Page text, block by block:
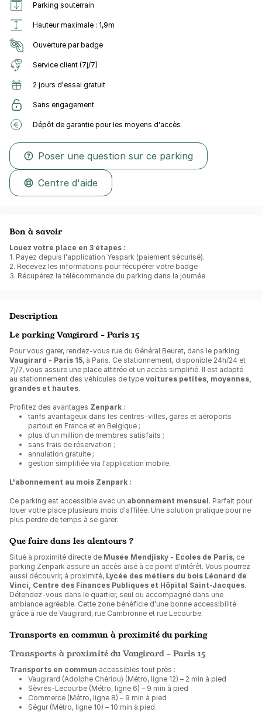
Parking souterrain
Hauteur maximale : 1,9m
Ouverture par badge
Service client (7j/7)
2 jours d'essai gratuit
Sans engagement
Dépôt de garantie pour les moyens d'accès
Poser une question sur ce parking
Centre d'aide
Bon à savoir
Louez votre place en 3 étapes :
1. Payez depuis l'application Yespark (paiement sécurisé).
2. Recevez les informations pour récupérer votre badge
3. Récupérez la télécommande du parking dans la journée
Description
Le parking Vaugirard - Paris 15
Pour vous garer, rendez-vous rue du Général Beuret, dans le parking
Vaugirard - Paris 15, à Paris. Ce stationnement, disponible 24h/24 et
7j/7, vous assure une place attitrée et un accès simplifié. Il est adapté
au stationnement des véhicules de type voitures petites, moyennes,
grandes et hautes.
Profitez des avantages Zenpark :
tarifs avantageux dans les centres-villes, gares et aéroports
partout en France et en Belgique ;
plus d'un million de membres satisfaits ;
sans frais de réservation ;
annulation gratuite ;
gestion simplifiée via l'application mobile.
L'abonnement au mois Zenpark :
Ce parking est accessible avec un abonnement mensuel. Parfait pour
louer votre place plusieurs mois d'affilée. Une solution pratique pour ne
plus perdre de temps à se garer.
Que faire dans les alentours ?
Situé à proximité directe de Musée Mendjisky - Ecoles de Paris, ce
parking Zenpark assure un accès aisé à ce point d'intérêt. Vous pourrez
aussi découvrir, à proximité, Lycée des métiers du bois Léonard de
Vinci, Centre des Finances Publiques et Hôpital Saint-Jacques.
Détendez-vous dans le quartier, seul ou accompagné dans une
ambiance agréable. Cette zone bénéficie d'une bonne accessibilité
grâce à rue de Vaugirard, rue Cambronne et rue Lecourbe.
Transports en commun à proximité du parking
Transports à proximité du Vaugirard - Paris 15
Transports en commun accessibles tout près :
Vaugirard (Adolphe Chériou) (Métro, ligne 12) – 2 min à pied
Sèvres-Lecourbe (Métro, ligne 6) – 9 min à pied
Commerce (Métro, ligne 8) – 9 min à pied
Ségur (Métro, ligne 10) – 10 min à pied